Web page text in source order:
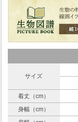
サイズ
着丈（cm）
身幅（cm）